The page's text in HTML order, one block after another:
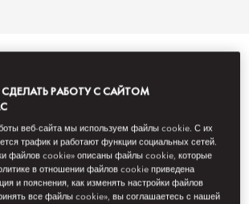
Номера Люксы Номера для людей с
РАБОТУ С САЙТОМ
веб-сайта мы используем файлы cookie. С их
трафик и работают функции социальных сетей.
файлов cookie» описаны файлы cookie, которые
в отношении файлов cookie приведена
и пояснения, как изменять настройки файлов
все файлы cookie», вы соглашаетесь с нашей